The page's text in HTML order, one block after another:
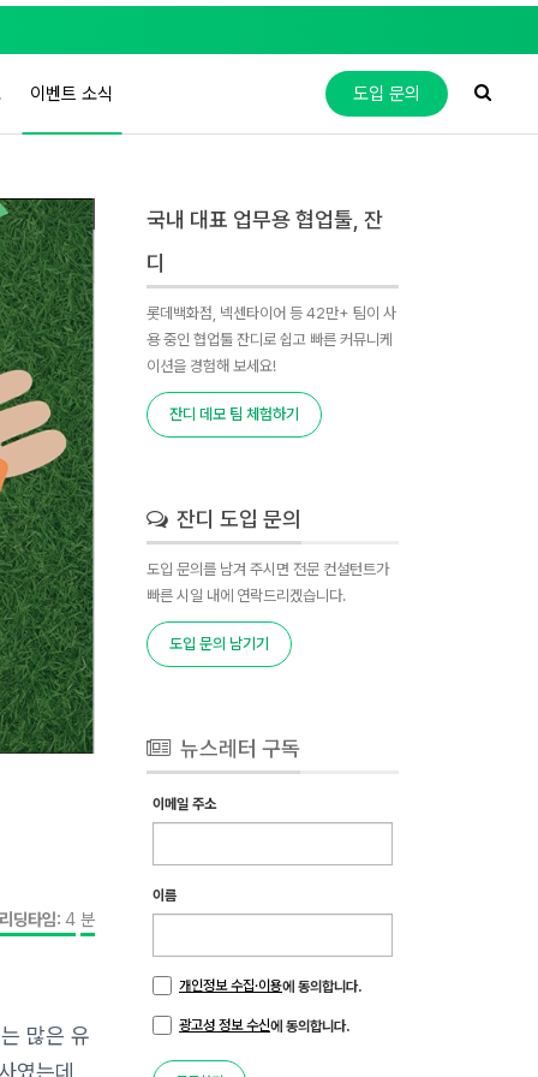
도입 문의
이벤트 소식
딩타임: 4 분
많은 유
였는데
국내 대표 업무용 협업툴, 잔
디
롯데백화점, 넥센타이어 등 42만+ 팀이 사
용 중인 협업툴 잔디로 쉽고 빠른 커뮤니케
이션을 경험해 보세요!
잔디 데모 팀 체험하기
잔디 도입 문의
도입 문의를 남겨 주시면 전문 컨설턴트가
빠른 시일 내에 연락드리겠습니다.
도입 문의 남기기
뉴스레터 구독
이메일 주소
이름
개인정보 수집·이용에 동의합니다.
광고성 정보 수신에 동의합니다.